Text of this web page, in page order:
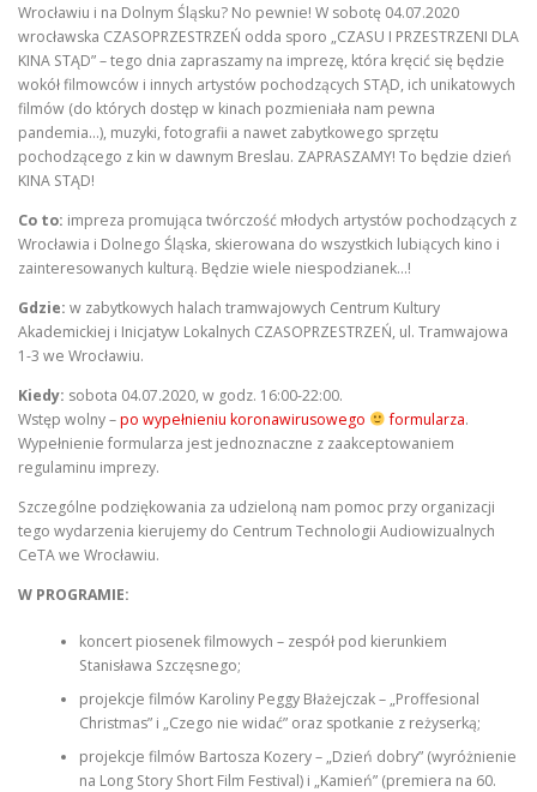
Wrocławiu i na Dolnym Śląsku? No pewnie! W sobotę 04.07.2020
wrocławska CZASOPRZESTRZEŃ odda sporo „CZASU I PRZESTRZENI DLA
KINA STĄD” – tego dnia zapraszamy na imprezę, która kręcić się będzie
wokół filmowców i innych artystów pochodzących STĄD, ich unikatowych
filmów (do których dostęp w kinach pozmieniała nam pewna
pandemia…), muzyki, fotografii a nawet zabytkowego sprzętu
pochodzącego z kin w dawnym Breslau. ZAPRASZAMY! To będzie dzień
KINA STĄD!
Co to: impreza promująca twórczość młodych artystów pochodzących z
Wrocławia i Dolnego Śląska, skierowana do wszystkich lubiących kino i
zainteresowanych kulturą. Będzie wiele niespodzianek…!
Gdzie: w zabytkowych halach tramwajowych Centrum Kultury
Akademickiej i Inicjatyw Lokalnych CZASOPRZESTRZEŃ, ul. Tramwajowa
1-3 we Wrocławiu.
Kiedy: sobota 04.07.2020, w godz. 16:00-22:00.
Wstęp wolny –po wypełnieniu koronawirusowego formularza.
Wypełnienie formularza jest jednoznaczne z zaakceptowaniem
regulaminu imprezy.
Szczególne podziękowania za udzieloną nam pomoc przy organizacji
tego wydarzenia kierujemy do Centrum Technologii Audiowizualnych
CeTA we Wrocławiu.
W PROGRAMIE:
koncert piosenek filmowych – zespół pod kierunkiem
Stanisława Szczęsnego;
projekcje filmów Karoliny Peggy Błażejczak – „Proffesional
Christmas” i „Czego nie widać” oraz spotkanie z reżyserką;
projekcje filmów Bartosza Kozery – „Dzień dobry” (wyróżnienie
na Long Story Short Film Festival) i „Kamień” (premiera na 60.